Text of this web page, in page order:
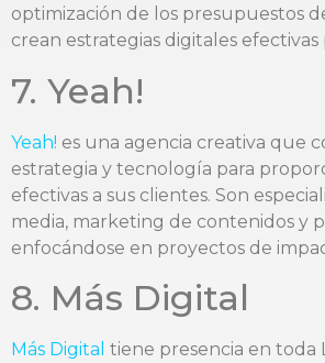
optimización de los presupuestos
crean estrategias digitales efectivas
7. Yeah!
Yeah! es una agencia creativa que
estrategia y tecnología para
efectivas a sus clientes. Son
media, marketing de contenidos y
enfocándose en proyectos de
8. Más Digital
Más Digital tiene presencia en toda